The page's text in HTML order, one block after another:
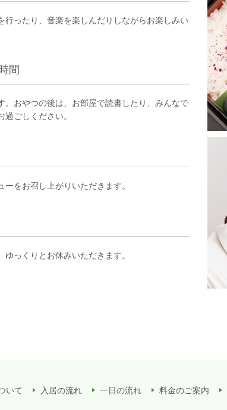
行ったり、音楽を楽しんだりしながらお楽しみい
間
。おやつの後は、お部屋で読書したり、みんなで
ごしください。
をお召し上がりいただきます。
っくりとお休みいただきます。
いて 入居の流れ 一日の流れ 料金のご案内